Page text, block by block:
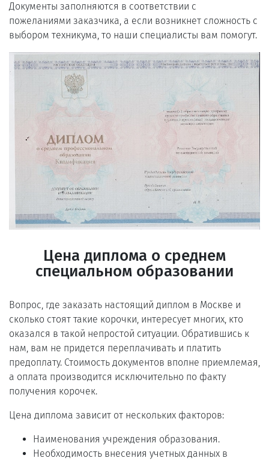
Документы заполняются в соответствии с
пожеланиями заказчика, а если возникнет сложность с
выбором техникума, то наши специалисты вам помогут.
Цена диплома о среднем
специальном образовании
Вопрос, где заказать настоящий диплом в Москве и
сколько стоят такие корочки, интересует многих, кто
оказался в такой непростой ситуации. Обратившись к
нам, вам не придется переплачивать и платить
предоплату. Стоимость документов вполне приемлемая,
а оплата производится исключительно по факту
получения корочек.
Цена диплома зависит от нескольких факторов:
Наименования учреждения образования.
Необходимость внесения учетных данных в